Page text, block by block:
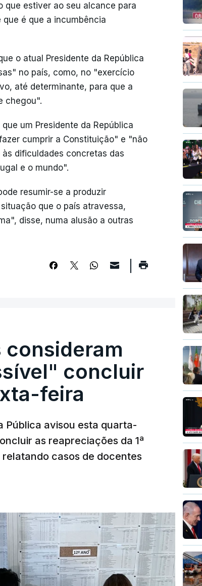
que estiver ao seu alcance para
é que a incumbência
o atual Presidente da República
no país, como, no "exercício
até determinante, para que a
chegou".
um Presidente da República
cumprir a Constituição" e "não
dificuldades concretas das
e o mundo".
resumir-se a produzir
que o país atravessa,
disse, numa alusão a outras
consideram
concluir
feira
Pública avisou esta quarta-
as reapreciações da 1ª
casos de docentes